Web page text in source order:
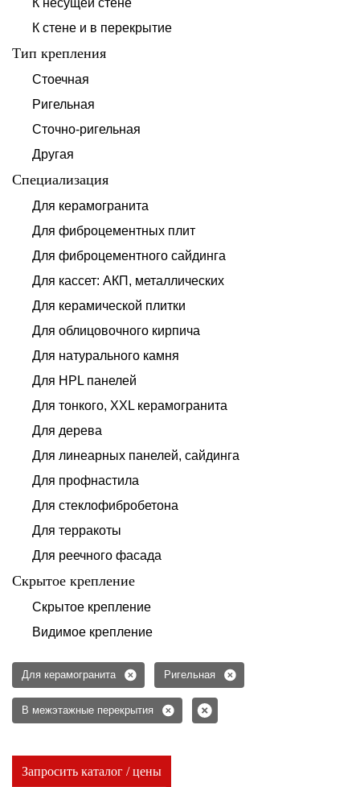
К несущей стене
К стене и в перекрытие
Тип крепления
Стоечная
Ригельная
Сточно-ригельная
Другая
Специализация
Для керамогранита
Для фиброцементных плит
Для фиброцементного сайдинга
Для кассет: АКП, металлических
Для керамической плитки
Для облицовочного кирпича
Для натурального камня
Для HPL панелей
Для тонкого, XXL керамогранита
Для дерева
Для линеарных панелей, сайдинга
Для профнастила
Для стеклофибробетона
Для терракоты
Для реечного фасада
Скрытое крепление
Скрытое крепление
Видимое крепление
Для керамогранита Ригельная
В межэтажные перекрытия
Запросить каталог / цены